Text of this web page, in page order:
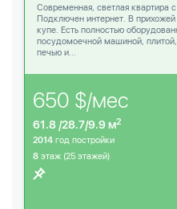
Современная, светлая
Подключен интернет. В
купе. Есть полностью
посудомоечной машиной,
печью и...
650 $/мес
61.8 /28.7/9.9 м2
2014 год постройки
8 этаж (25 этажей)